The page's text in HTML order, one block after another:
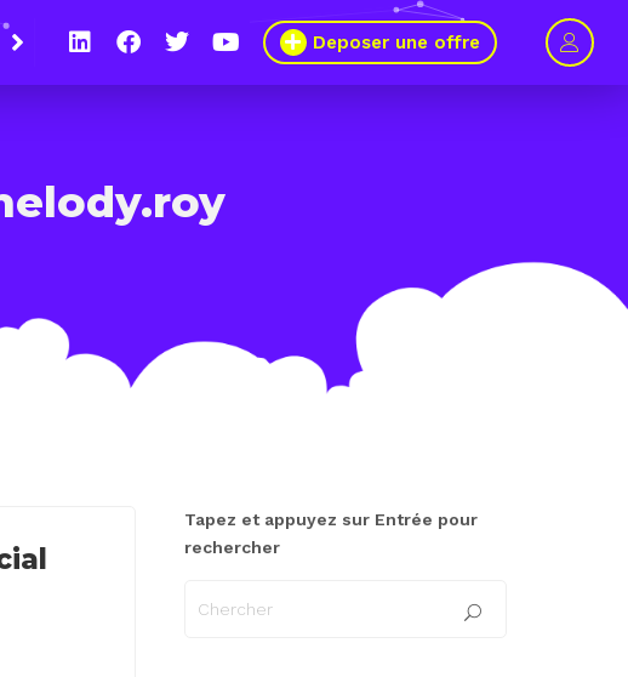
Deposer une offre
Tapez et appuyez sur Entrée pour
rechercher